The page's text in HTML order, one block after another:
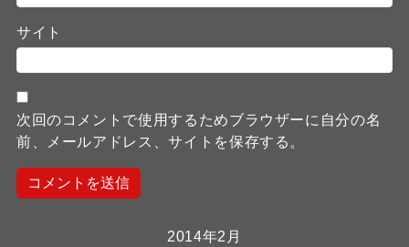
サイト
次回のコメントで使用するためブラウザーに自分の名
前、メールアドレス、サイトを保存する。
2014年2月